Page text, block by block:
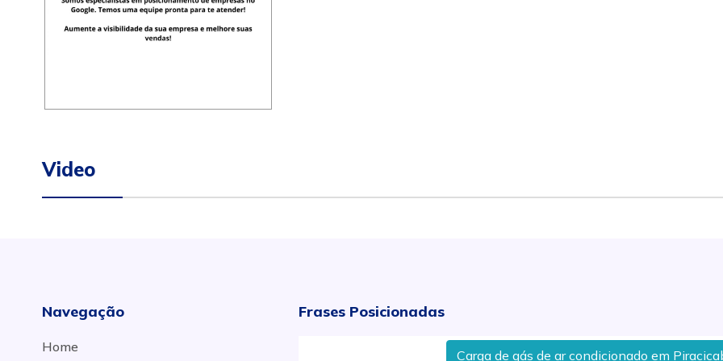
Video
Navegação
Home
Frases Posicionadas
Carga de gás de ar condicionado em Piracicaba